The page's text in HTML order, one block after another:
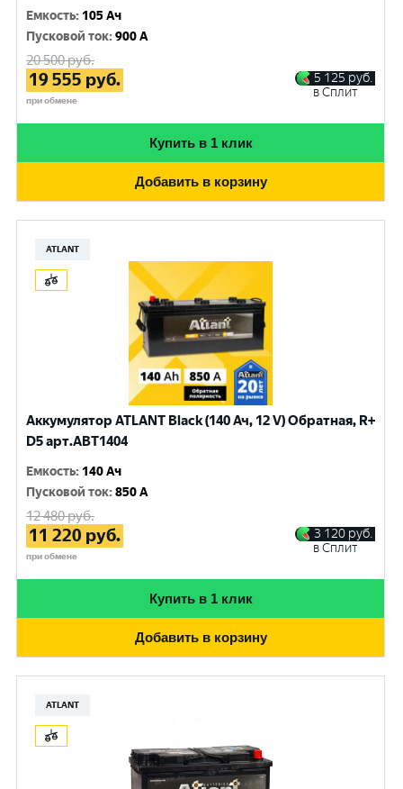
Емкость: 105 Ач
Пусковой ток:900 A
20 500руб.
19 555 руб.
при обмене
5 125 руб.
в Сплит
Купить в 1 клик
Добавить в корзину
ATLANT
Аккумулятор ATLANT Black (140 Ач, 12 V) Обратная, R+
D5 арт.ABT1404
Емкость: 140 Ач
Пусковой ток:850 A
12 480руб.
11 220 руб.
при обмене
3 120 руб.
в Сплит
Купить в 1 клик
Добавить в корзину
ATLANT